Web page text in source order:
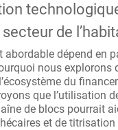
de
abordable dépend en
nous explorons
du
que l’utilisation
de blocs pourrait
et de titrisation